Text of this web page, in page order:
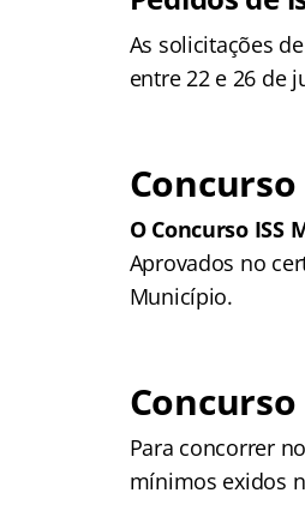
As solicitações
entre 22 e 26 de
Concurso
O Concurso ISS
Aprovados no
Município.
Para concorrer no
mínimos exidos